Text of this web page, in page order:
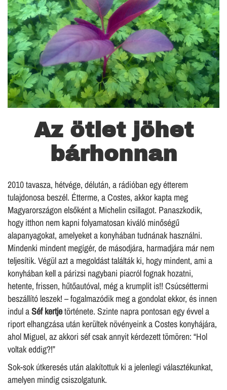
Az ötlet jöhet
bárhonnan
2010 tavasza, hétvége, délután, a rádióban egy étterem
tulajdonosa beszél. Étterme, a Costes, akkor kapta meg
Magyarországon elsőként a Michelin csillagot. Panaszkodik,
hogy itthon nem kapni folyamatosan kiváló minőségű
alapanyagokat, amelyeket a konyhában tudnának használni.
Mindenki mindent megígér, de másodjára, harmadjára már nem
teljesítik. Végül azt a megoldást találták ki, hogy mindent, ami a
konyhában kell a párizsi nagybani piacról fognak hozatni,
hetente, frissen, hűtőautóval, még a krumplit is!! Csúcséttermi
beszállító leszek! – fogalmazódik meg a gondolat ekkor, és innen
indul aSéf kertjetörténete. Szinte napra pontosan egy évvel a
riport elhangzása után kerültek növényeink a Costes konyhájára,
ahol Miguel, az akkori séf csak annyit kérdezett tömören: “Hol
voltak eddig?!”
Sok-sok útkeresés után alakítottuk ki a jelenlegi választékunkat,
amelyen mindig csiszolgatunk.